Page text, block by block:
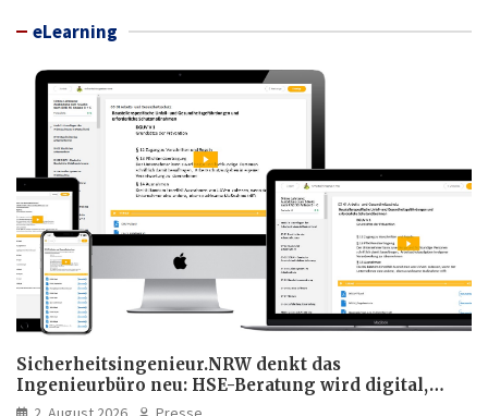
eLearning
Sicherheitsingenieur.NRW denkt das
Ingenieurbüro neu: HSE-Beratung wird digital,
hybrid und multimedial